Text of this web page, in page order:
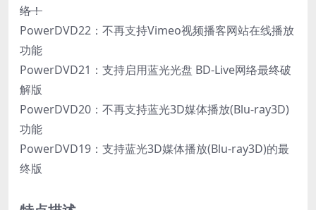
络！
PowerDVD22：不再支持Vimeo视频播客网站在线播放
功能
PowerDVD21：支持启用蓝光光盘 BD-Live网络最终破
解版
PowerDVD20：不再支持蓝光3D媒体播放(Blu-ray3D)
功能
PowerDVD19：支持蓝光3D媒体播放(Blu-ray3D)的最
终版